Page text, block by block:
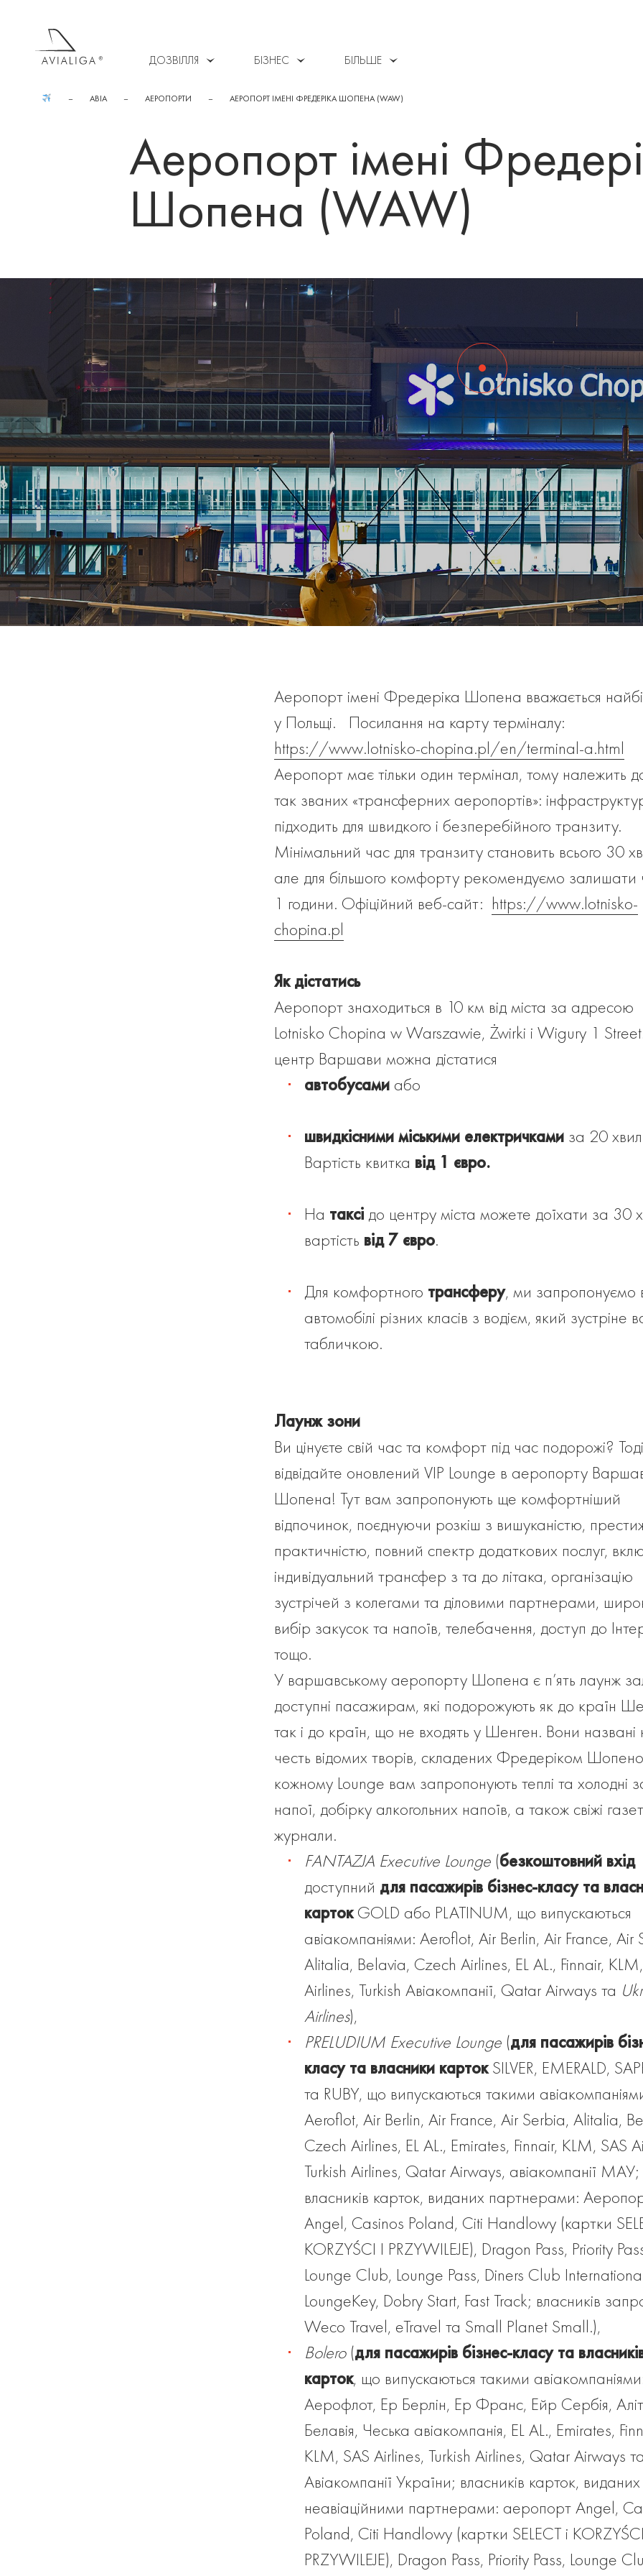
ДОЗВІЛЛЯ БІЗНЕС БІЛЬШЕ
АВІА АЕРОПОРТИ АЕРОПОРТ ІМЕНІ ФРЕДЕРІКА ШОПЕНА (WAW)
Аеропорт імені
Шопена (WAW)
Аеропорт імені Фредеріка Шопена вважається
у Польщі. Посилання на карту терміналу:
https://www.lotnisko-chopina.pl/en/terminal-a.html
Аеропорт має тільки один термінал, тому належить
так званих «трансферних аеропортів»:
підходить для швидкого і безперебійного транзиту.
Мінімальний час для транзиту становить всього 30
але для більшого комфорту рекомендуємо залишати
1 години. Офіційний веб-сайт: https://www.lotnisko-
chopina.pl
Як дістатись
Аеропорт знаходиться в 10 км від міста за адресою
Lotnisko Chopina w Warszawie, Żwirki i Wigury 1
центр Варшави можна дістатися
автобусамиабо
швидкісними міськими електричкамиза 20
Вартість квитка від 1 євро.
На таксідо центру міста можете доїхати за 30
вартість від 7 євро.
Для комфортного трансферу, ми запропонуємо
автомобілі різних класів з водієм, який зустріне
табличкою.
Лаунж зони
Ви цінуєте свій час та комфорт під час подорожі? Тоді
відвідайте оновлений VIP Lounge в аеропорту
Шопена! Тут вам запропонують ще комфортніший
відпочинок, поєднуючи розкіш з вишуканістю,
практичністю, повний спектр додаткових послуг,
індивідуальний трансфер з та до літака, організацію
зустрічей з колегами та діловими партнерами,
вибір закусок та напоїв, телебачення, доступ до
тощо.
У варшавському аеропорту Шопена є п’ять лаунж
доступні пасажирам, які подорожують як до країн
так і до країн, що не входять у Шенген. Вони названі
честь відомих творів, складених Фредеріком
кожному Lounge вам запропонують теплі та холодні
напої, добірку алкогольних напоїв, а також свіжі
журнали.
FANTAZJA Executive Lounge(безкоштовний вхід
доступний для пасажирів бізнес-класу та
картокGOLD або PLATINUM, що випускаються
авіакомпаніями: Aeroflot, Air Berlin, Air France, Air
Alitalia, Belavia, Czech Airlines, EL AL., Finnair,
Airlines, Turkish Авіакомпанії, Qatar Airways та
Airlines),
PRELUDIUM Executive Lounge(для пасажирів
класу та власники картокSILVER, EMERALD,
та RUBY, що випускаються такими
Aeroflot, Air Berlin, Air France, Air Serbia, Alitalia,
Czech Airlines, EL AL., Emirates, Finnair, KLM, SAS
Turkish Airlines, Qatar Airways, авіакомпанії МАУ;
власників карток, виданих партнерами:
Angel, Casinos Poland, Citi Handlowy (картки
KORZYŚCI I PRZYWILEJE), Dragon Pass, Priority
Lounge Club, Lounge Pass, Diners Club
LoungeKey, Dobry Start, Fast Track; власників
Weco Travel, eTravel та Small Planet Small.),
Bolero(для пасажирів бізнес-класу та
карток, що випускаються такими
Аерофлот, Ер Берлін, Ер Франс, Ейр Сербія,
Белавія, Чеська авіакомпанія, EL AL., Emirates,
KLM, SAS Airlines, Turkish Airlines, Qatar Airways та
Авіакомпанії України; власників карток, виданих
неавіаційними партнерами: аеропорт Angel,
Poland, Citi Handlowy (картки SELECT і
PRZYWILEJE), Dragon Pass, Priority Pass, Lounge